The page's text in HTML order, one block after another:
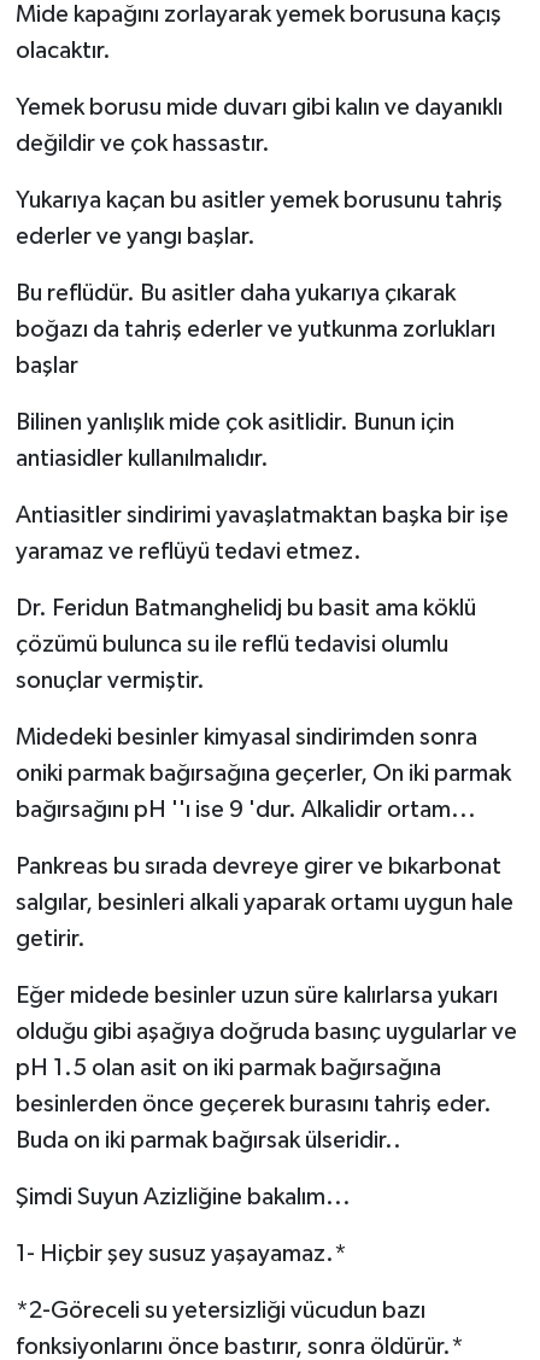
Mide kapağını zorlayarak yemek borusuna kaçış
olacaktır.
Yemek borusu mide duvarı gibi kalın ve dayanıklı
değildir ve çok hassastır.
Yukarıya kaçan bu asitler yemek borusunu tahriş
ederler ve yangı başlar.
Bu reflüdür. Bu asitler daha yukarıya çıkarak
boğazı da tahriş ederler ve yutkunma zorlukları
başlar
Bilinen yanlışlık mide çok asitlidir. Bunun için
antiasidler kullanılmalıdır.
Antiasitler sindirimi yavaşlatmaktan başka bir işe
yaramaz ve reflüyü tedavi etmez.
Dr. Feridun Batmanghelidj bu basit ama köklü
çözümü bulunca su ile reflü tedavisi olumlu
sonuçlar vermiştir.
Midedeki besinler kimyasal sindirimden sonra
oniki parmak bağırsağına geçerler, On iki parmak
bağırsağını pH ''ı ise 9 'dur. Alkalidir ortam...
Pankreas bu sırada devreye girer ve bıkarbonat
salgılar, besinleri alkali yaparak ortamı uygun hale
getirir.
Eğer midede besinler uzun süre kalırlarsa yukarı
olduğu gibi aşağıya doğruda basınç uygularlar ve
pH 1.5 olan asit on iki parmak bağırsağına
besinlerden önce geçerek burasını tahriş eder.
Buda on iki parmak bağırsak ülseridir..
Şimdi Suyun Azizliğine bakalım...
1- Hiçbir şey susuz yaşayamaz.*
*2-Göreceli su yetersizliği vücudun bazı
fonksiyonlarını önce bastırır, sonra öldürür.*